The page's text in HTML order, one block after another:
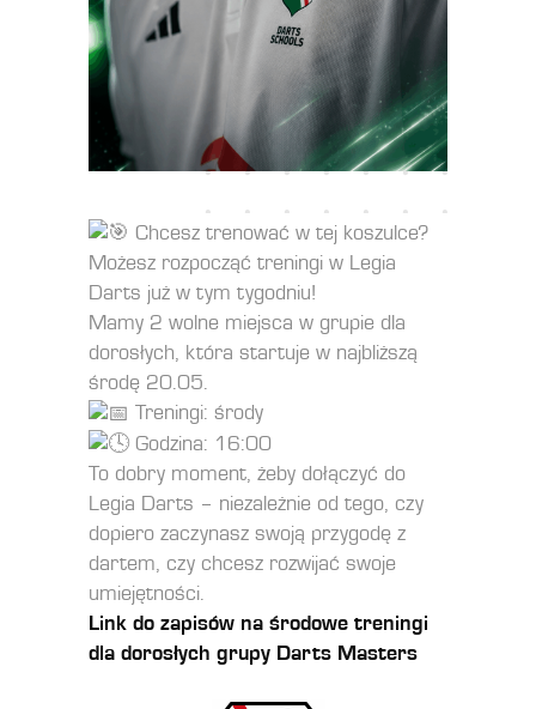
Chcesz trenować w tej koszulce?
Możesz rozpocząć treningi w Legia
Darts już w tym tygodniu!
Mamy 2 wolne miejsca w grupie dla
dorosłych, która startuje w najbliższą
środę 20.05.
Treningi: środy
Godzina: 16:00
To dobry moment, żeby dołączyć do
Legia Darts – niezależnie od tego, czy
dopiero zaczynasz swoją przygodę z
dartem, czy chcesz rozwijać swoje
umiejętności.
Link do zapisów na środowe treningi
dla dorosłych grupy Darts Masters